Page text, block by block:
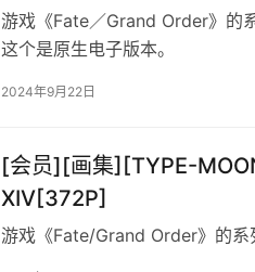
游戏《Fate／Grand Order》的
这个是原生电子版本。
2024年9月22日
[会员][画集][TYPE-
XIV[372P]
游戏《Fate/Grand Order》的系